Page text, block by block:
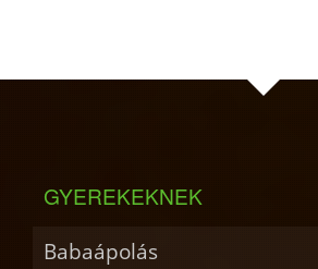
GYEREKEKNEK
Babaápolás